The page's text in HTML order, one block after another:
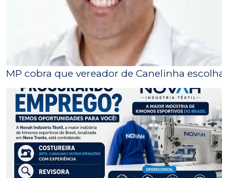
MP cobra que vereador de Canelinha